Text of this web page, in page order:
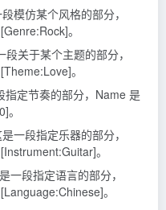
模仿某个风格的部分，
。
关于某个主题的部分，
。
指定节奏的部分，Name 是
一段指定乐器的部分，
。
一段指定语言的部分，
。